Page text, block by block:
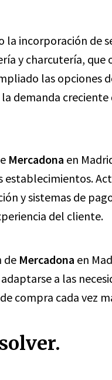
la incorporación de
y charcutería,
las opciones
demanda creciente
Mercadona en
establecimientos.
y sistemas de
del cliente.
de Mercadona en
a las
compra cada vez